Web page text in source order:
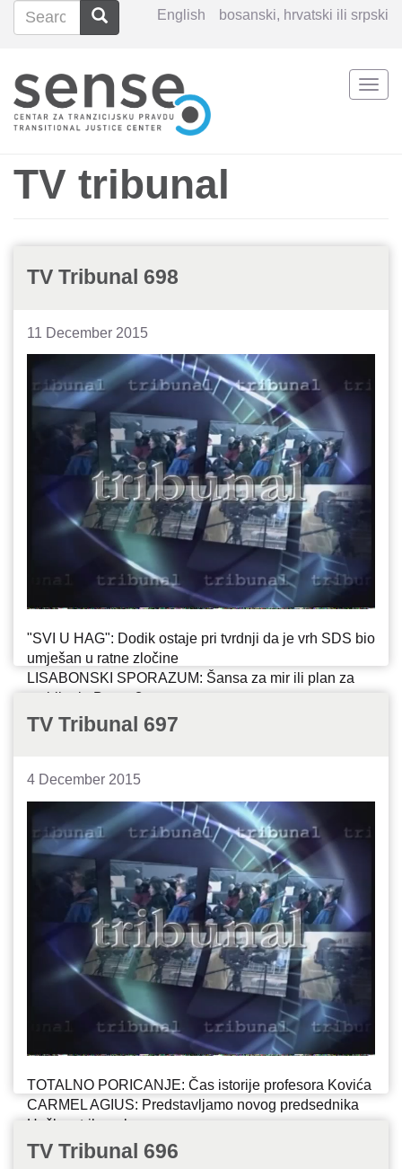
Skip
content
English bosanski, hrvatski ili srpski
Search
Search Search
TV tribunal
TV Tribunal 698
11 December 2015
"SVI U HAG": Dodik ostaje pri tvrdnji da je vrh SDS bio
umješan u ratne zločine
LISABONSKI SPORAZUM: Šansa za mir ili plan za
razbijanje Bosne?
IZVJEŠTAJ IZ SAN ANTONIJA: Da li su mediji
TV Tribunal 697
4 December 2015
TOTALNO PORICANJE: Čas istorije profesora Kovića
CARMEL AGIUS: Predstavljamo novog predsednika
Haškog tribunala
NEPOŠTOVANJE SUDA: Zastrašivanje i
TV Tribunal 696